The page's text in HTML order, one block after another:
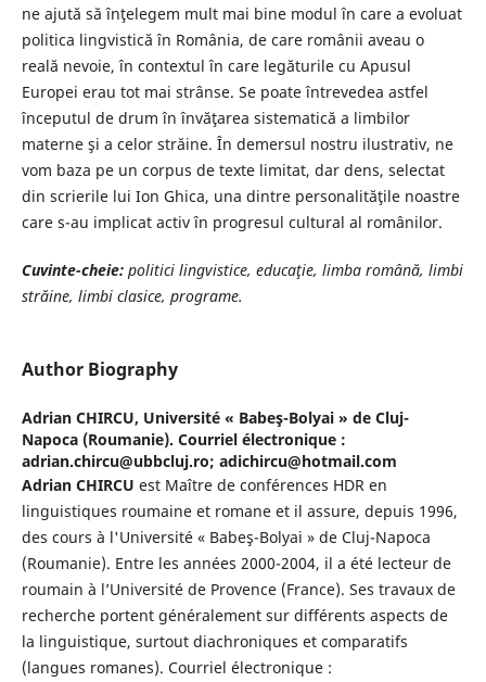
ne ajută să înţelegem mult mai bine modul în care a evoluat
politica lingvistică în România, de care românii aveau o
reală nevoie, în contextul în care legăturile cu Apusul
Europei erau tot mai strânse. Se poate întrevedea astfel
începutul de drum în învăţarea sistematică a limbilor
materne şi a celor străine. În demersul nostru ilustrativ, ne
vom baza pe un corpus de texte limitat, dar dens, selectat
din scrierile lui Ion Ghica, una dintre personalităţile noastre
care s-au implicat activ în progresul cultural al românilor.
Cuvinte-cheie: politici lingvistice, educaţie, limba română, limbi
străine, limbi clasice, programe.
Author Biography
Adrian CHIRCU, Université « Babeş-Bolyai » de Cluj-
Napoca (Roumanie). Courriel électronique :
adrian.chircu@ubbcluj.ro; adichircu@hotmail.com
Adrian CHIRCU est Maître de conférences HDR en
linguistiques roumaine et romane et il assure, depuis 1996,
des cours à l'Université « Babeş-Bolyai » de Cluj-Napoca
(Roumanie). Entre les années 2000-2004, il a été lecteur de
roumain à l’Université de Provence (France). Ses travaux de
recherche portent généralement sur différents aspects de
la linguistique, surtout diachroniques et comparatifs
(langues romanes). Courriel électronique :